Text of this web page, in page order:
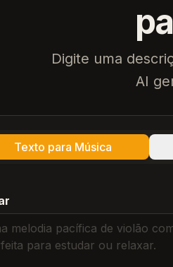
Digite uma
AI
Texto para Música